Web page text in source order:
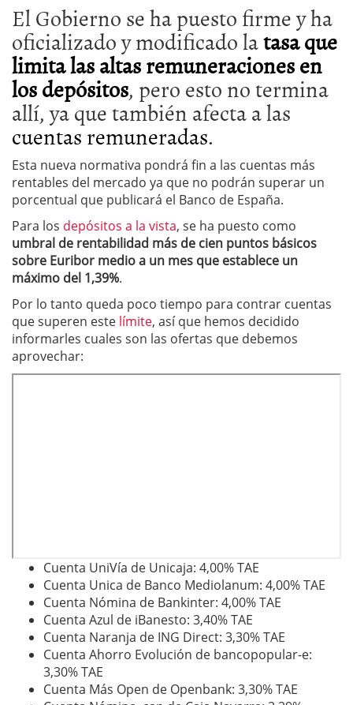
El Gobierno se ha puesto firme y ha
oficializado y modificado latasa que
limita las altas remuneraciones en
los depósitos, pero esto no termina
allí, ya que también afecta a las
cuentas remuneradas.
Esta nueva normativa pondrá fin a las cuentas más
rentables del mercado ya que no podrán superar un
porcentual que publicará el Banco de España.
Para los depósitos a la vista, se ha puesto como
umbral de rentabilidad más de cien puntos básicos
sobre Euribor medio a un mes que establece un
máximo del 1,39%.
Por lo tanto queda poco tiempo para contrar cuentas
que superen este límite, así que hemos decidido
informarles cuales son las ofertas que debemos
aprovechar:
Cuenta UniVía de Unicaja: 4,00% TAE
Cuenta Unica de Banco Mediolanum: 4,00% TAE
Cuenta Nómina de Bankinter: 4,00% TAE
Cuenta Azul de iBanesto: 3,40% TAE
Cuenta Naranja de ING Direct: 3,30% TAE
Cuenta Ahorro Evolución de bancopopular-e:
3,30% TAE
Cuenta Más Open de Openbank: 3,30% TAE